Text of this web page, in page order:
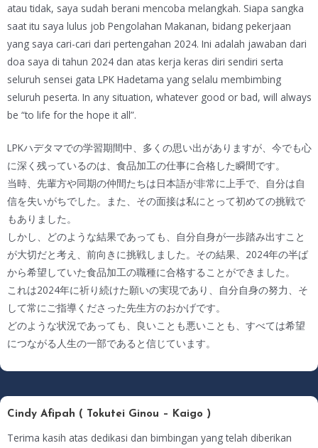
atau tidak, saya sudah berani mencoba melangkah. Siapa sangka
saat itu saya lulus job Pengolahan Makanan, bidang pekerjaan
yang saya cari-cari dari pertengahan 2024. Ini adalah jawaban dari
doa saya di tahun 2024 dan atas kerja keras diri sendiri serta
seluruh sensei gata LPK Hadetama yang selalu membimbing
seluruh peserta. In any situation, whatever good or bad, will always
be “to life for the hope it all”.
LPKハデタマでの学習期間中、多くの思い出がありますが、今でも心
に深く残っているのは、食品加工の仕事に合格した瞬間です。
当時、先輩方や同期の仲間たちは日本語が非常に上手で、自分は自
信を失いがちでした。また、その面接は私にとって初めての挑戦で
もありました。
しかし、どのような結果であっても、自分自身が一歩踏み出すこと
が大切だと考え、前向きに挑戦しました。その結果、2024年の半ば
から希望していた食品加工の職種に合格することができました。
これは2024年に祈り続けた願いの実現であり、自分自身の努力、そ
して常にご指導くださった先生方のおかげです。
どのような状況であっても、良いことも悪いことも、すべては希望
につながる人生の一部であると信じています。
Cindy Afipah ( Tokutei Ginou – Kaigo )
Terima kasih atas dedikasi dan bimbingan yang telah diberikan